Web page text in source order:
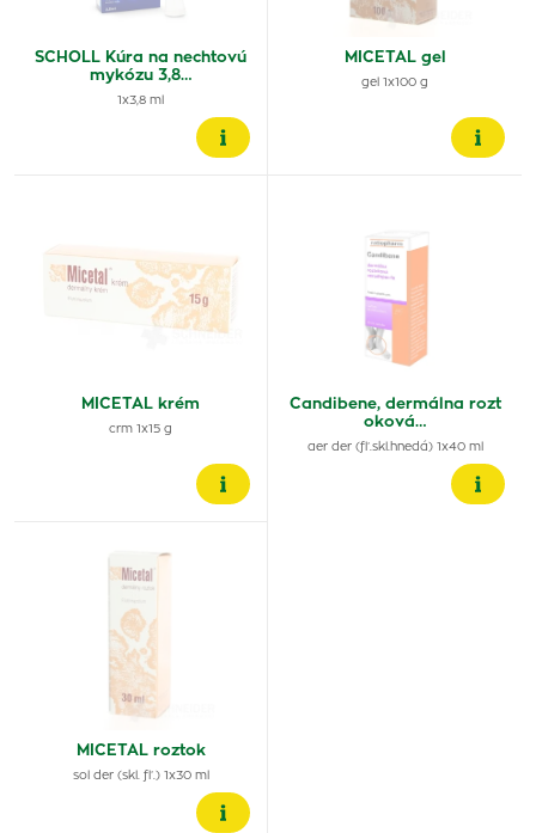
SCHOLL Kúra na nechtovú
mykózu 3,8…
1x3,8 ml
MICETAL gel
gel 1x100 g
MICETAL krém
crm 1x15 g
Candibene, dermálna rozt
oková…
aer der (fľ.skl.hnedá) 1x40 ml
MICETAL roztok
sol der (skl. fľ.) 1x30 ml